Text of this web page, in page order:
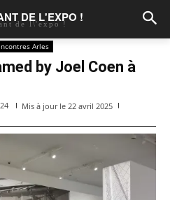
DE L'EXPO !
de l\'expo !
Arles
by Joel Coen à
Mis à jour le 22 avril 2025